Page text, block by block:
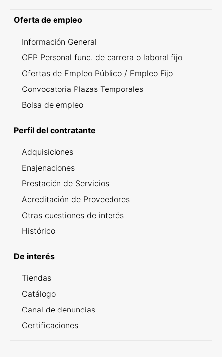
Oferta de empleo
Información General
OEP Personal func. de carrera o laboral fijo
Ofertas de Empleo Público / Empleo Fijo
Convocatoria Plazas Temporales
Bolsa de empleo
Perfil del contratante
Adquisiciones
Enajenaciones
Prestación de Servicios
Acreditación de Proveedores
Otras cuestiones de interés
Histórico
De interés
Tiendas
Catálogo
Canal de denuncias
Certificaciones